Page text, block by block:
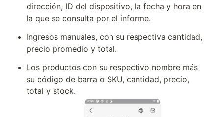
dirección, ID del dispositivo, la fecha y hora en
la que se consulta por el informe.
Ingresos manuales, con su respectiva cantidad,
precio promedio y total.
Los productos con su respectivo nombre más
su código de barra o SKU, cantidad, precio,
total y stock.